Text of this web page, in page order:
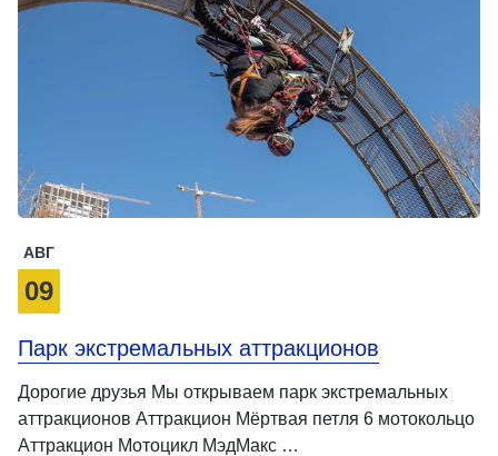
АВГ
09
Парк экстремальных аттракционов
Дорогие друзья Мы открываем парк экстремальных
аттракционов Аттракцион Мёртвая петля 6 мотокольцо
Аттракцион Мотоцикл МэдМакс …